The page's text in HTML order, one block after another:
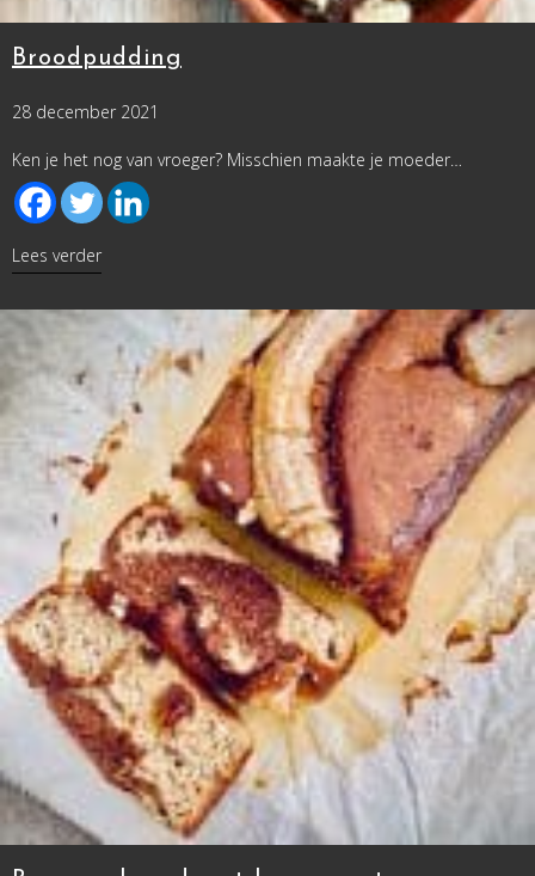
Broodpudding
28 december 2021
Ken je het nog van vroeger? Misschien maakte je moeder…
Lees verderabout Broodpudding